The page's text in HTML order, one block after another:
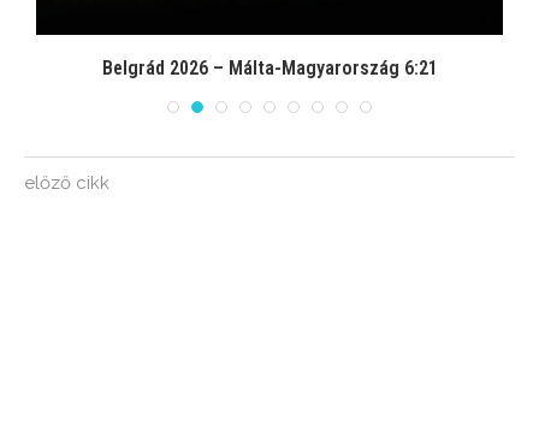
Belgrád 2026 – Magyarország-Montenegró 13:10
előző cikk